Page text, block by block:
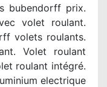
bubendorff prix.
volet roulant.
volets roulants.
Volet roulant
roulant intégré.
electrique